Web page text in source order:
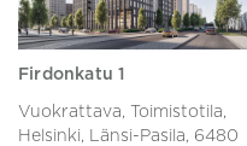
Firdonkatu 1
Vuokrattava, Toimistotila,
Helsinki, Länsi-Pasila, 6480